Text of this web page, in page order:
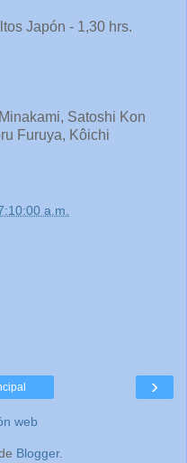
Japón - 1,30 hrs.
Satoshi Kon
Furuya, Kôichi
a.m.
›
web
Blogger.